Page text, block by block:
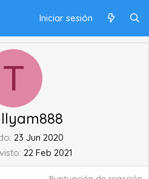
Iniciar sesión
T
23 Jun 2020
22 Feb 2021